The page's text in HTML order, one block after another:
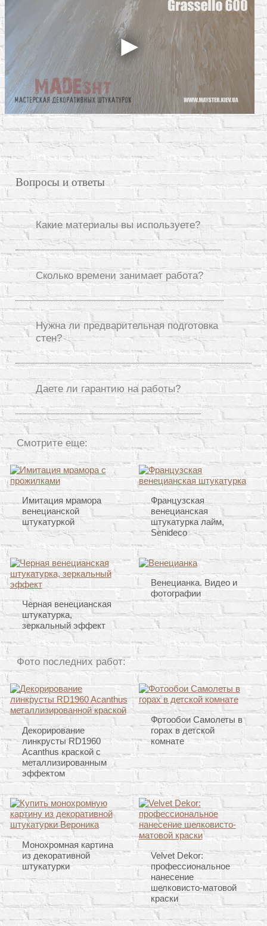
Вопросы и ответы
Какие материалы вы используете?
Сколько времени занимает работа?
Нужна ли предварительная подготовка
стен?
Даете ли гарантию на работы?
Смотрите еще:
Имитация мрамора
венецианской
штукатуркой
Французская
венецианская
штукатурка лайм,
Senideco
Черная венецианская
штукатурка,
зеркальный эффект
Венецианка. Видео и
фотографии
Фото последних работ:
Декорирование
линкрусты RD1960
Acanthus краской с
металлизированным
эффектом
Фотообои Самолеты в
горах в детской
комнате
Монохромная картина
из декоративной
штукатурки
Velvet Dekor:
профессиональное
нанесение
шелковисто-матовой
краски